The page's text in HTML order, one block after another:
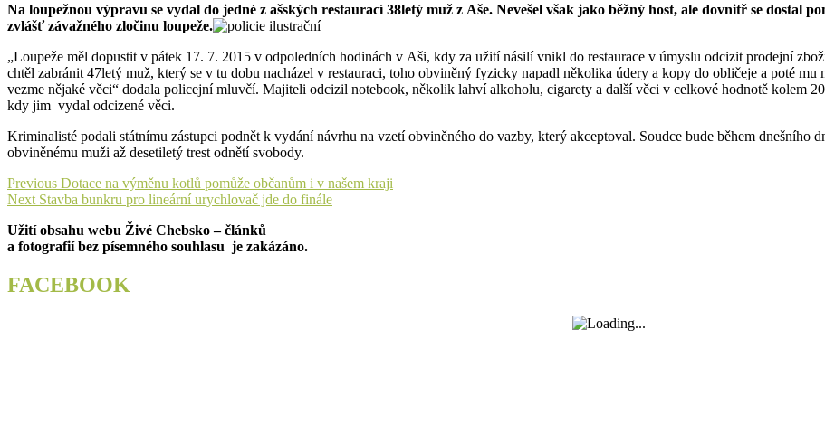
Na loupežnou výpravu se vydal do jedné z ašských restaurací 38letý muž z Aše. Nevešel však jako běžný host, ale dovnitř se dostal
zvlášť závažného zločinu loupeže.
„Loupeže měl dopustit v pátek 17. 7. 2015 v odpoledních hodinách v Aši, kdy za užití násilí vnikl do restaurace v úmyslu odcizit prodejní
chtěl zabránit 47letý muž, který se v tu dobu nacházel v restauraci, toho obviněný fyzicky napadl několika údery a kopy do obličeje a poté
vezme nějaké věci“ dodala policejní mluvčí. Majiteli odcizil notebook, několik lahví alkoholu, cigarety a další věci v celkové hodnotě kolem
kdy jim vydal odcizené věci.
Kriminalisté podali státnímu zástupci podnět k vydání návrhu na vzetí obviněného do vazby, který akceptoval. Soudce bude během
obviněnému muži až desetiletý trest odnětí svobody.
Navigace
pro
příspěvek
Previous Previous
post:
Dotace na výměnu kotlů pomůže občanům i v našem kraji
Next Next
Stavba bunkru pro lineární urychlovač jde do finále
Užití obsahu webu Živé Chebsko – článků
a fotografií bez písemného souhlasu je zakázáno.
FACEBOOK